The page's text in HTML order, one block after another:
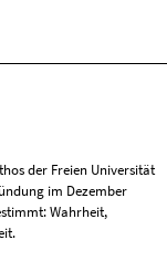
der Freien Universität
im Dezember
Wahrheit,